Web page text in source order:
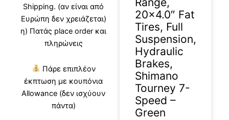
Shipping. (αν είναι από
Ευρώπη δεν χρειάζεται)
η) Πατάς place order και
πληρώνεις
Πάρε επιπλέον
έκπτωση με κουπόνια
Allowance (δεν ισχύουν
πάντα)
20×4.0″ Fat
Tires, Full
Suspension,
Hydraulic
Brakes,
Shimano
Tourney 7-
Speed –
Green